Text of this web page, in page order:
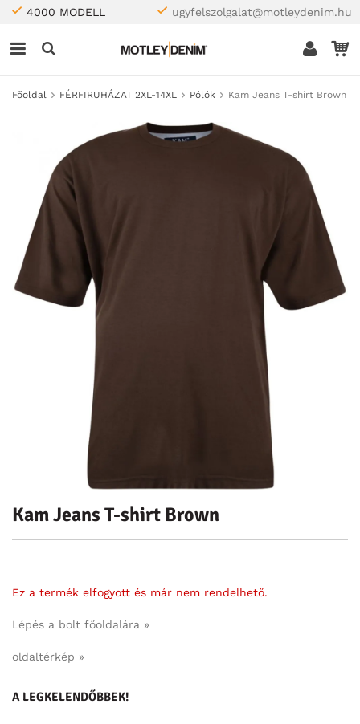
4000 MODELL ugyfelszolgalat@motleydenim.hu
Főoldal FÉRFIRUHÁZAT 2XL-14XL Pólók Kam Jeans T-shirt Brown
Kam Jeans T-shirt Brown
Ez a termék elfogyott és már nem rendelhető.
Lépés a bolt főoldalára »
oldaltérkép »
A LEGKELENDŐBBEK!